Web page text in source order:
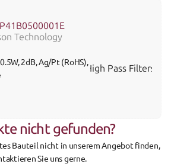
Technology
High Pass Filters
nicht gefunden?
Bauteil nicht in unserem Angebot finden,
Sie uns gerne.